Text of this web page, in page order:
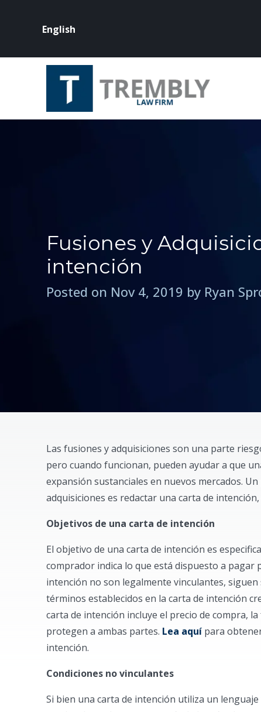
English
Fusiones y
intención
Posted on Nov 4, 2019 by Ryan
Las fusiones y adquisiciones son una parte
pero cuando funcionan, pueden ayudar a que
expansión sustanciales en nuevos mercados.
adquisiciones es redactar una carta de
Objetivos de una carta de intención
El objetivo de una carta de intención es
comprador indica lo que está dispuesto a pagar
intención no son legalmente vinculantes,
términos establecidos en la carta de intención
carta de intención incluye el precio de compra,
protegen a ambas partes. Lea aquí para
intención.
Condiciones no vinculantes
Si bien una carta de intención utiliza un